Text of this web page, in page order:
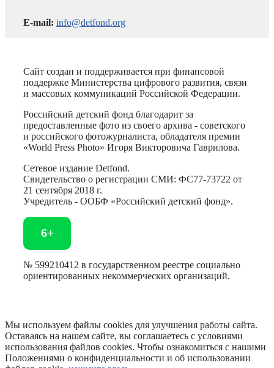
E-mail: info@detfond.org
Сайт создан и поддерживается при финансовой
поддержке Министерства цифрового развития, связи
и массовых коммуникаций Российской Федерации.
Российский детский фонд благодарит за
предоставленные фото из своего архива - советского
и российского фотожурналиста, обладателя премии
«World Press Photo» Игоря Викторовича Гаврилова.
Сетевое издание Detfond.
Свидетельство о регистрации СМИ: ФС77-73722 от
21 сентября 2018 г.
Учредитель - ООБФ «Российский детский фонд».
6+
№ 599210412 в государственном реестре социально
ориентированных некоммерческих организаций.
Мы используем файлы cookies для улучшения работы сайта.
Оставаясь на нашем сайте, вы соглашаетесь с условиями
использования файлов cookies. Чтобы ознакомиться с нашими
Положениями о конфиденциальности и об использовании